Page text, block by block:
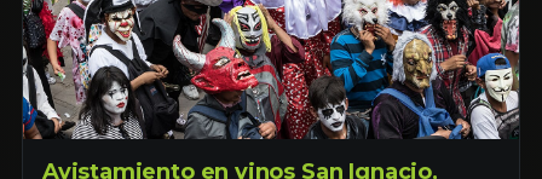
Avistamiento en vinos San Ignacio,